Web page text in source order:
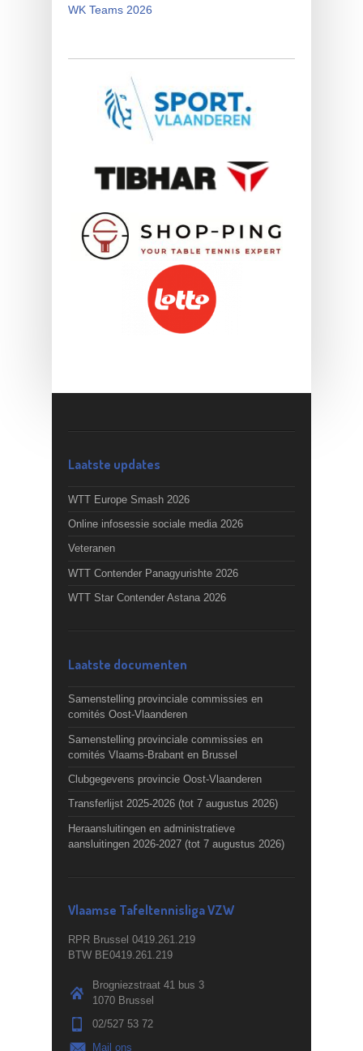
WK Teams 2026
Laatste updates
WTT Europe Smash 2026
Online infosessie sociale media 2026
Veteranen
WTT Contender Panagyurishte 2026
WTT Star Contender Astana 2026
Laatste documenten
Samenstelling provinciale commissies en
comités Oost-Vlaanderen
Samenstelling provinciale commissies en
comités Vlaams-Brabant en Brussel
Clubgegevens provincie Oost-Vlaanderen
Transferlijst 2025-2026 (tot 7 augustus 2026)
Heraansluitingen en administratieve
aansluitingen 2026-2027 (tot 7 augustus 2026)
Vlaamse Tafeltennisliga VZW
RPR Brussel 0419.261.219
BTW BE0419.261.219
Brogniezstraat 41 bus 3
1070 Brussel
02/527 53 72
Mail ons